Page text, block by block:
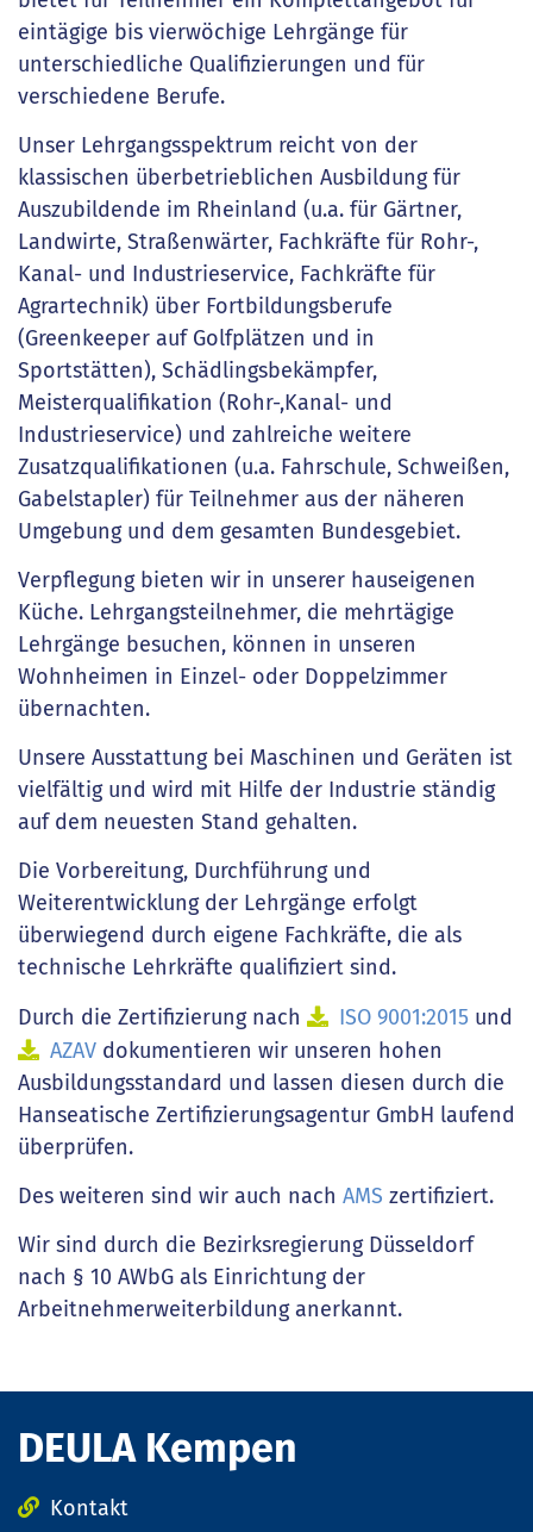
eintägige bis vierwöchige Lehrgänge für
unterschiedliche Qualifizierungen und für
verschiedene Berufe.
Unser Lehrgangsspektrum reicht von der
klassischen überbetrieblichen Ausbildung für
Auszubildende im Rheinland (u.a. für Gärtner,
Landwirte, Straßenwärter, Fachkräfte für Rohr-,
Kanal- und Industrieservice, Fachkräfte für
Agrartechnik) über Fortbildungsberufe
(Greenkeeper auf Golfplätzen und in
Sportstätten), Schädlingsbekämpfer,
Meisterqualifikation (Rohr-,Kanal- und
Industrieservice) und zahlreiche weitere
Zusatzqualifikationen (u.a. Fahrschule, Schweißen,
Gabelstapler) für Teilnehmer aus der näheren
Umgebung und dem gesamten Bundesgebiet.
Verpflegung bieten wir in unserer hauseigenen
Küche. Lehrgangsteilnehmer, die mehrtägige
Lehrgänge besuchen, können in unseren
Wohnheimen in Einzel- oder Doppelzimmer
übernachten.
Unsere Ausstattung bei Maschinen und Geräten ist
vielfältig und wird mit Hilfe der Industrie ständig
auf dem neuesten Stand gehalten.
Die Vorbereitung, Durchführung und
Weiterentwicklung der Lehrgänge erfolgt
überwiegend durch eigene Fachkräfte, die als
technische Lehrkräfte qualifiziert sind.
Durch die Zertifizierung nach
ISO 9001:2015 und
AZAV dokumentieren wir unseren hohen
Ausbildungsstandard und lassen diesen durch die
Hanseatische Zertifizierungsagentur GmbH laufend
überprüfen.
Des weiteren sind wir auch nach AMS zertifiziert.
Wir sind durch die Bezirksregierung Düsseldorf
nach § 10 AWbG als Einrichtung der
Arbeitnehmerweiterbildung anerkannt.
DEULA Kempen
Kontakt